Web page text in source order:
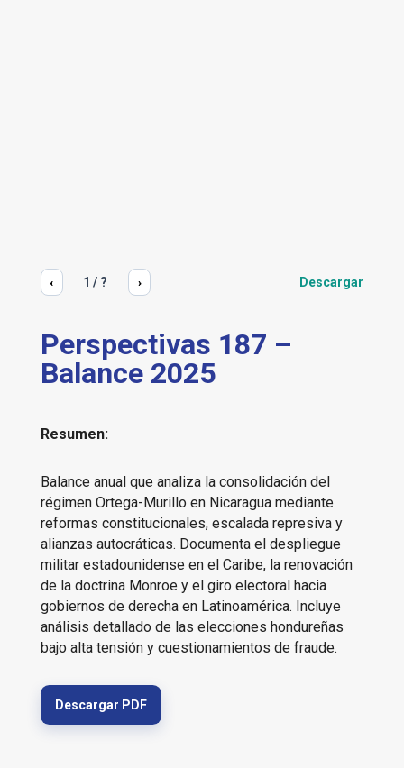
‹ 1 / ? › Descargar
Perspectivas 187 –
Balance 2025
Resumen:
Balance anual que analiza la consolidación del
régimen Ortega-Murillo en Nicaragua mediante
reformas constitucionales, escalada represiva y
alianzas autocráticas. Documenta el despliegue
militar estadounidense en el Caribe, la renovación
de la doctrina Monroe y el giro electoral hacia
gobiernos de derecha en Latinoamérica. Incluye
análisis detallado de las elecciones hondureñas
bajo alta tensión y cuestionamientos de fraude.
Descargar PDF